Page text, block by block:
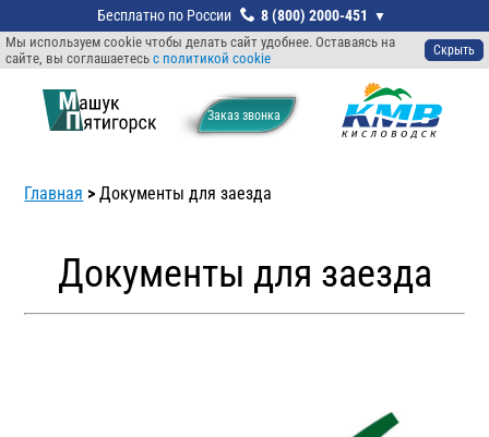
Мы используем cookie чтобы делать сайт удобнее. Оставаясь на
сайте, вы соглашаетесь с политикой cookie Скрыть
Заказ звонкa
8 (800) 2000-451
Главная >Документы для заезда
Документы для заезда